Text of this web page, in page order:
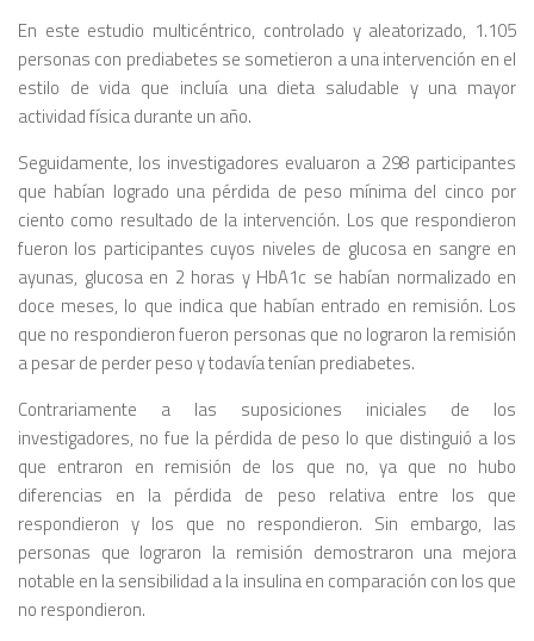
En este estudio multicéntrico, controlado y aleatorizado, 1.105
personas con prediabetes se sometieron a una intervención en el
estilo de vida que incluía una dieta saludable y una mayor
actividad física durante un año.
Seguidamente, los investigadores evaluaron a 298 participantes
que habían logrado una pérdida de peso mínima del cinco por
ciento como resultado de la intervención. Los que respondieron
fueron los participantes cuyos niveles de glucosa en sangre en
ayunas, glucosa en 2 horas y HbA1c se habían normalizado en
doce meses, lo que indica que habían entrado en remisión. Los
que no respondieron fueron personas que no lograron la remisión
a pesar de perder peso y todavía tenían prediabetes.
Contrariamente a las suposiciones iniciales de los
investigadores, no fue la pérdida de peso lo que distinguió a los
que entraron en remisión de los que no, ya que no hubo
diferencias en la pérdida de peso relativa entre los que
respondieron y los que no respondieron. Sin embargo, las
personas que lograron la remisión demostraron una mejora
notable en la sensibilidad a la insulina en comparación con los que
no respondieron.